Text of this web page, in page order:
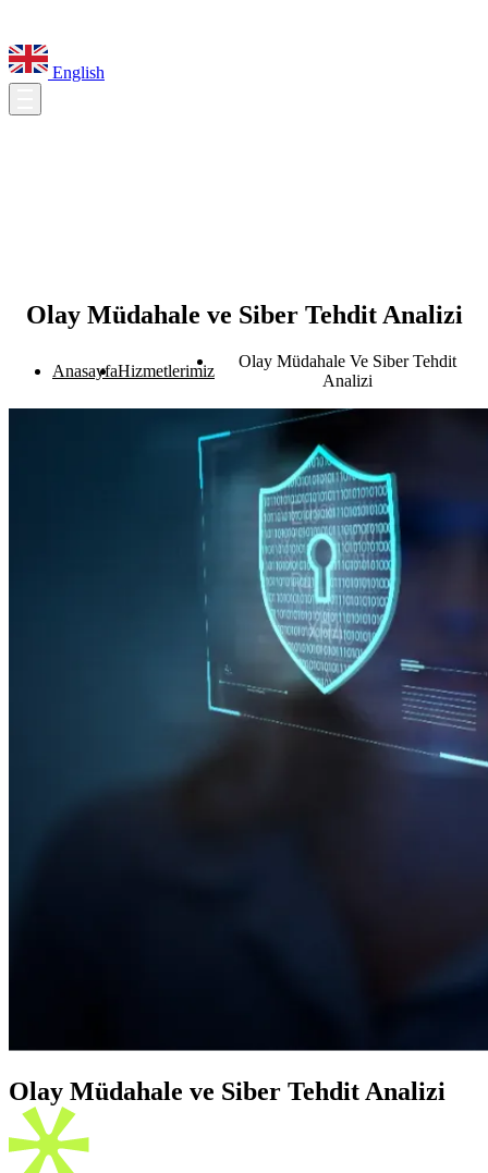
English
Olay Müdahale ve Siber Tehdit Analizi
AnasayfaHizmetlerimiz
Olay Müdahale Ve Siber Tehdit
Analizi
Olay Müdahale ve Siber Tehdit Analizi